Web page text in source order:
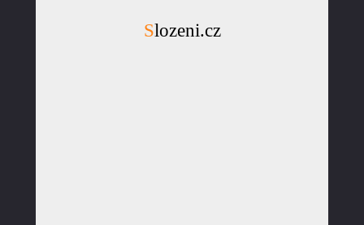
Slozeni.cz